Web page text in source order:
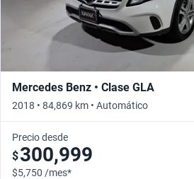
Mercedes Benz • Clase GLA
2018 • 84,869 km • Automático
Precio desde
$300,999
$5,750 /mes*